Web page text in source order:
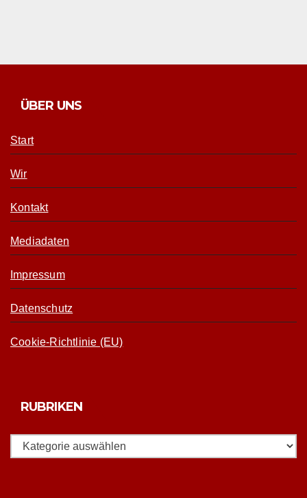
ÜBER UNS
Start
Wir
Kontakt
Mediadaten
Impressum
Datenschutz
Cookie-Richtlinie (EU)
RUBRIKEN
Rubriken